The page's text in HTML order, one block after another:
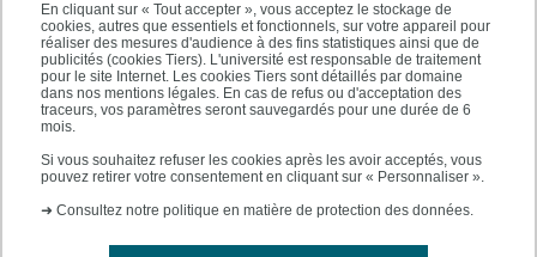
En cliquant sur « Tout accepter », vous acceptez le stockage de
cookies, autres que essentiels et fonctionnels, sur votre appareil pour
réaliser des mesures d'audience à des fins statistiques ainsi que de
publicités (cookies Tiers). L'université est responsable de traitement
pour le site Internet. Les cookies Tiers sont détaillés par domaine
dans nos mentions légales. En cas de refus ou d'acceptation des
traceurs, vos paramètres seront sauvegardés pour une durée de 6
mois.
Si vous souhaitez refuser les cookies après les avoir acceptés, vous
pouvez retirer votre consentement en cliquant sur « Personnaliser ».
➜ Consultez notre politique en matière de protection des données.
SUIVEZ-NOUS